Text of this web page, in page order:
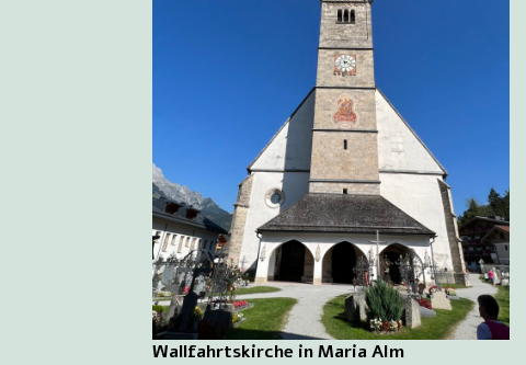
Wallfahrtskirche in Maria Alm